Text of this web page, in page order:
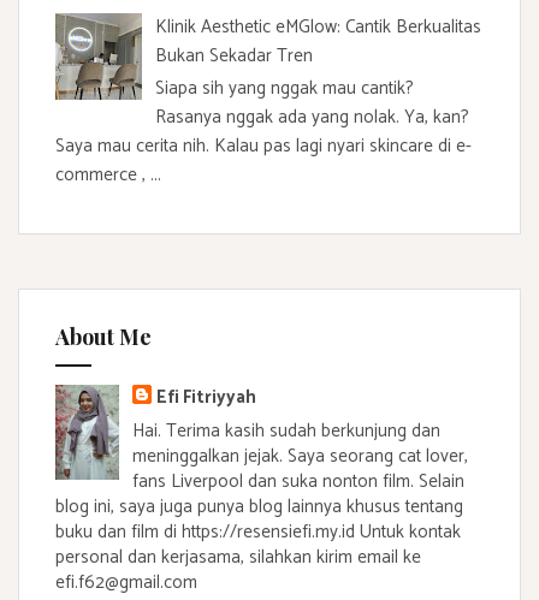
Klinik Aesthetic eMGlow: Cantik Berkualitas
Bukan Sekadar Tren
Siapa sih yang nggak mau cantik?
Rasanya nggak ada yang nolak. Ya, kan?
Saya mau cerita nih. Kalau pas lagi nyari skincare di e-
commerce , ...
About Me
Efi Fitriyyah
Hai. Terima kasih sudah berkunjung dan
meninggalkan jejak. Saya seorang cat lover,
fans Liverpool dan suka nonton film. Selain
blog ini, saya juga punya blog lainnya khusus tentang
buku dan film di https://resensiefi.my.id Untuk kontak
personal dan kerjasama, silahkan kirim email ke
efi.f62@gmail.com